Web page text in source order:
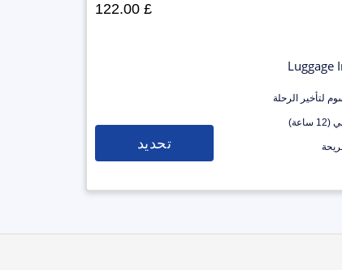
Luggage
لتأخير الرحلة
ساعة)
£ 122.00
تحديد